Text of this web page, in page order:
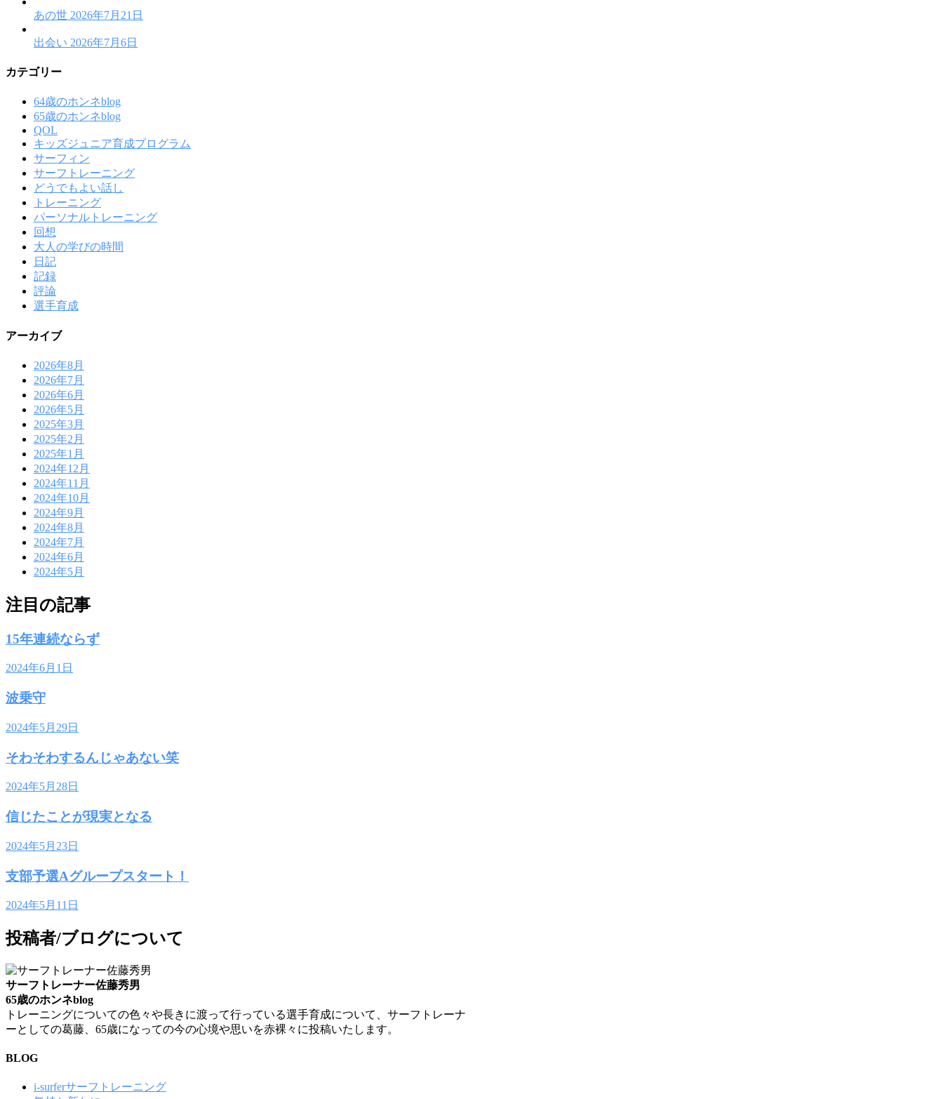
あの世 2026年7月21日
出会い 2026年7月6日
カテゴリー
64歳のホンネblog
65歳のホンネblog
QOL
キッズジュニア育成プログラム
サーフィン
サーフトレーニング
どうでもよい話し
トレーニング
パーソナルトレーニング
回想
大人の学びの時間
日記
記録
評論
選手育成
アーカイブ
2026年8月
2026年7月
2026年6月
2026年5月
2025年3月
2025年2月
2025年1月
2024年12月
2024年11月
2024年10月
2024年9月
2024年8月
2024年7月
2024年6月
2024年5月
注目の記事
15年連続ならず
2024年6月1日
波乗守
2024年5月29日
そわそわするんじゃあない笑
2024年5月28日
信じたことが現実となる
2024年5月23日
支部予選Aグループスタート！
2024年5月11日
投稿者/ブログについて
サーフトレーナー佐藤秀男
65歳のホンネblog
トレーニングについての色々や長きに渡って行っている選手育成について、サーフトレーナ
ーとしての葛藤、65歳になっての今の心境や思いを赤裸々に投稿いたします。
BLOG
i-surferサーフトレーニング